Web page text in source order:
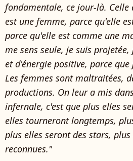
fondamentale, ce jour-là. Celle
est une femme, parce qu'elle
parce qu'elle est comme une
me sens seule, je suis
et d'énergie positive, parce
Les femmes sont maltraitées,
productions. On leur a mis
infernale, c'est que plus elles
elles tourneront longtemps,
plus elles seront des stars,
reconnues."